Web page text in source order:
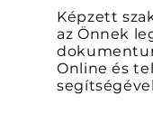
Képzett
az Önnek
Online és